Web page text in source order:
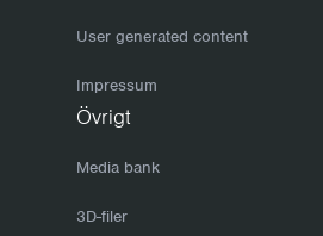
User generated content
Impressum
Övrigt
Media bank
3D-filer